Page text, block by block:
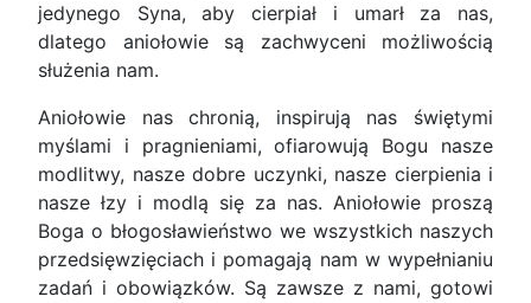
jedynego Syna, aby cierpiał i umarł za nas,
dlatego aniołowie są zachwyceni możliwością
służenia nam.
Aniołowie nas chronią, inspirują nas świętymi
myślami i pragnieniami, ofiarowują Bogu nasze
modlitwy, nasze dobre uczynki, nasze cierpienia i
nasze łzy i modlą się za nas. Aniołowie proszą
Boga o błogosławieństwo we wszystkich naszych
przedsięwzięciach i pomagają nam w wypełnianiu
zadań i obowiązków. Są zawsze z nami, gotowi